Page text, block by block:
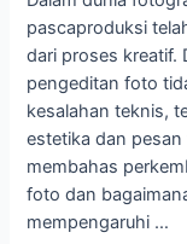
pascaproduksi
dari proses kreatif.
pengeditan foto
kesalahan teknis,
estetika dan
membahas
foto dan
mempengaruhi …